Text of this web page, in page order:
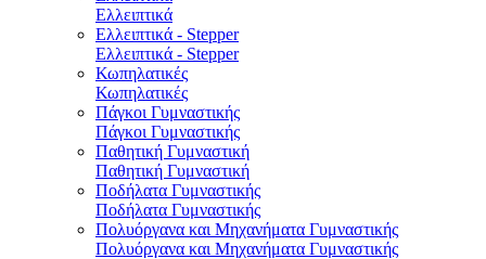
Ελλειπτικά
Ελλειπτικά - Stepper
Ελλειπτικά - Stepper
Κωπηλατικές
Κωπηλατικές
Πάγκοι Γυμναστικής
Πάγκοι Γυμναστικής
Παθητική Γυμναστική
Παθητική Γυμναστική
Ποδήλατα Γυμναστικής
Ποδήλατα Γυμναστικής
Πολυόργανα και Μηχανήματα Γυμναστικής
Πολυόργανα και Μηχανήματα Γυμναστικής